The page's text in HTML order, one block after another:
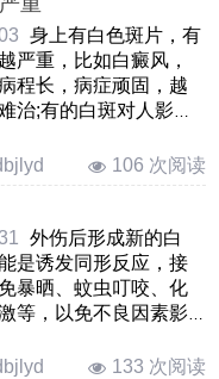
身上有白色斑片，有
严重，比如白癜风，
程长，病症顽固，越
治;有的白斑对人影响
106 次阅读
外伤后形成新的白
是诱发同形反应，接
暴晒、蚊虫叮咬、化
等，以免不良因素影
133 次阅读